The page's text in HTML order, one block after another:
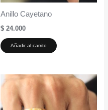
Anillo Cayetano
$ 24.000
Añadir al carrito